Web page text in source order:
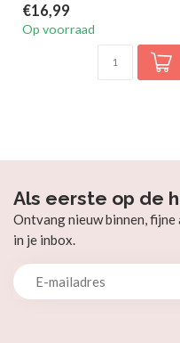
€16,99
Op voorraad
Als eerste op de
Ontvang nieuw binnen,
in je inbox.